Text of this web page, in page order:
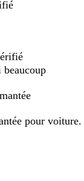
pour voiture.